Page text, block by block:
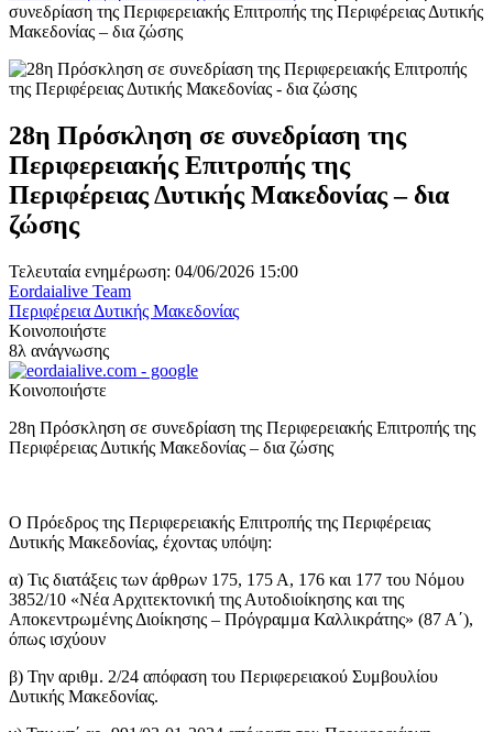
συνεδρίαση της Περιφερειακής Επιτροπής της Περιφέρειας Δυτικής
Μακεδονίας – δια ζώσης
28η Πρόσκληση σε συνεδρίαση της
Περιφερειακής Επιτροπής της
Περιφέρειας Δυτικής Μακεδονίας – δια
ζώσης
Τελευταία ενημέρωση: 04/06/2026 15:00
Eordaialive Team
Περιφέρεια Δυτικής Μακεδονίας
Κοινοποιήστε
8λ ανάγνωσης
Κοινοποιήστε
28η Πρόσκληση σε συνεδρίαση της Περιφερειακής Επιτροπής της
Περιφέρειας Δυτικής Μακεδονίας – δια ζώσης
Ο Πρόεδρος της Περιφερειακής Επιτροπής της Περιφέρειας
Δυτικής Μακεδονίας, έχοντας υπόψη:
α) Τις διατάξεις των άρθρων 175, 175 Α, 176 και 177 του Νόμου
3852/10 «Νέα Αρχιτεκτονική της Αυτοδιοίκησης και της
Αποκεντρωμένης Διοίκησης – Πρόγραμμα Καλλικράτης» (87 Α΄),
όπως ισχύουν
β) Την αριθμ. 2/24 απόφαση του Περιφερειακού Συμβουλίου
Δυτικής Μακεδονίας.